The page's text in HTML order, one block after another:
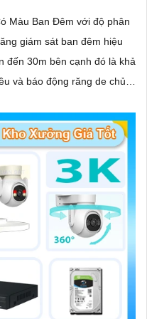
Màu Ban Đêm với độ phân
giám sát ban đêm hiệu
đến 30m bên cạnh đó là khả
và báo động răng de chủ